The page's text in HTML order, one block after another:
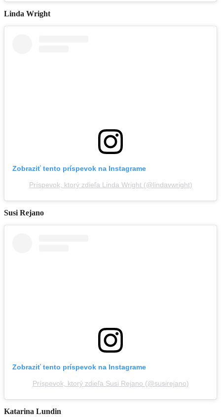
Linda Wright
Zobraziť tento príspevok na Instagrame
Príspevok, ktorý zdieľa Linda Wright (@lindavwright)
Susi Rejano
Zobraziť tento príspevok na Instagrame
Príspevok, ktorý zdieľa Susi Rejano (@susirejano)
Katarina Lundin